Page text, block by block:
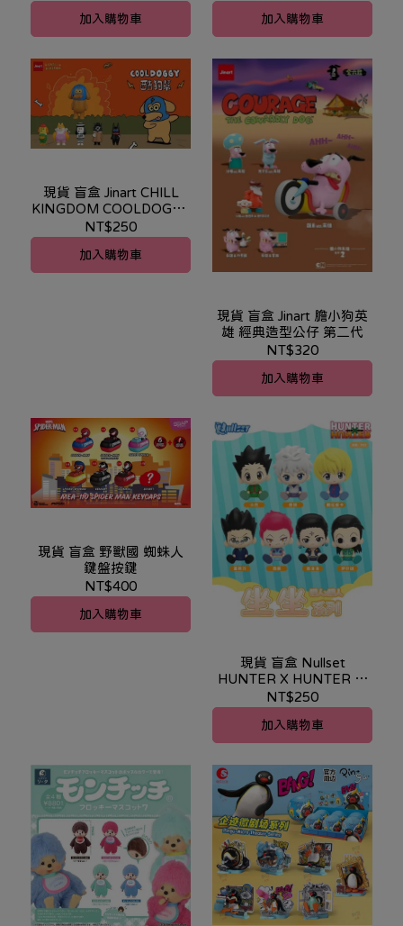
加入購物車 加入購物車
現貨 盲盒 Jinart CHILL
KINGDOM COOLDOGGY
酷狗幫
NT$250
加入購物車
現貨 盲盒 Jinart 膽小狗英
雄 經典造型公仔 第二代
NT$320
加入購物車
現貨 盲盒 野獸國 蜘蛛人
鍵盤按鍵
NT$400
加入購物車
現貨 盲盒 Nullset
HUNTER X HUNTER 獵
人 坐坐系列
NT$250
加入購物車